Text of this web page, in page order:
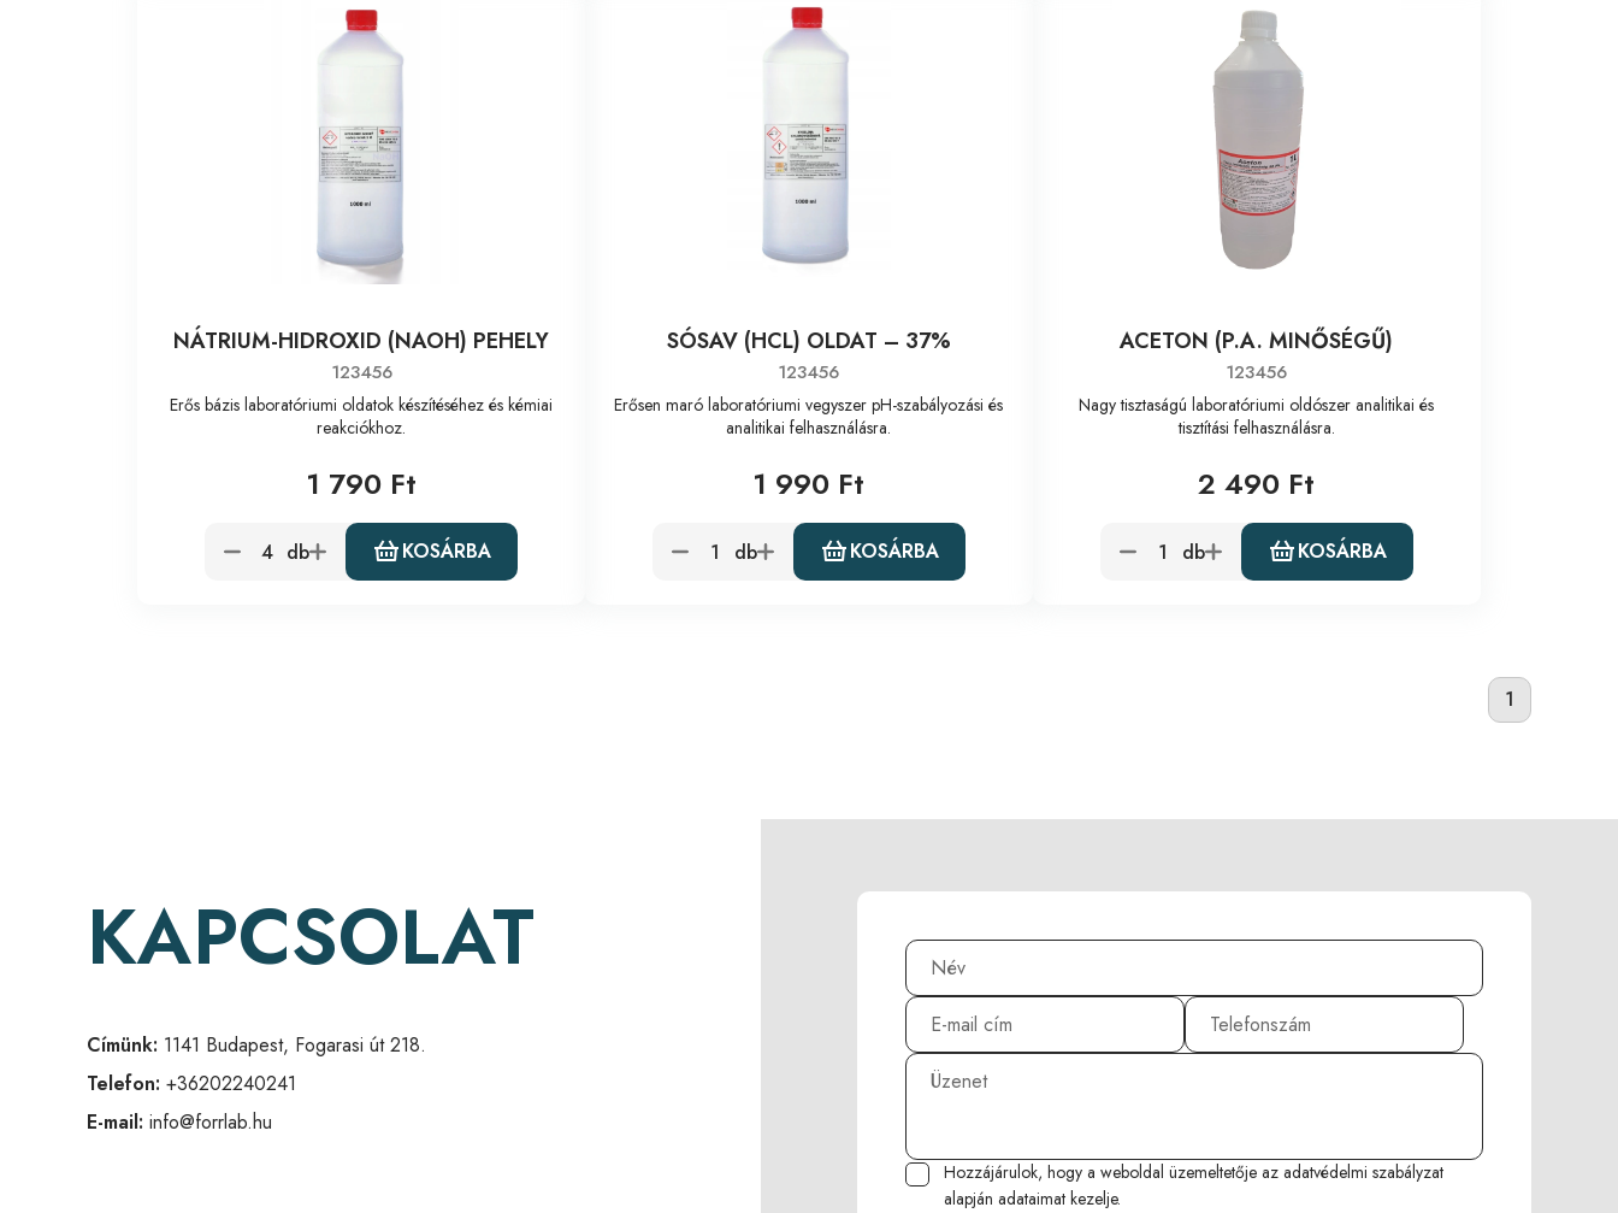
NÁTRIUM-HIDROXID (NAOH) PEHELY
123456
Erős bázis laboratóriumi oldatok készítéséhez és kémiai
reakciókhoz.
1 790 Ft
db KOSÁRBA
SÓSAV (HCL) OLDAT – 37%
123456
Erősen maró laboratóriumi vegyszer pH-szabályozási és
analitikai felhasználásra.
1 990 Ft
db KOSÁRBA
ACETON (P.A. MINŐSÉGŰ)
123456
Nagy tisztaságú laboratóriumi oldószer analitikai és
tisztítási felhasználásra.
2 490 Ft
db KOSÁRBA
1
KAPCSOLAT
Címünk: 1141 Budapest, Fogarasi út 218.
Telefon: +36202240241
E-mail: info@forrlab.hu
Hozzájárulok, hogy a weboldal üzemeltetője az adatvédelmi szabályzat
alapján adataimat kezelje.